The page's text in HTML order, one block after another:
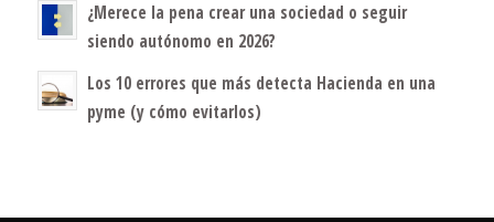
¿Merece la pena crear una sociedad o seguir
siendo autónomo en 2026?
Los 10 errores que más detecta Hacienda en una
pyme (y cómo evitarlos)